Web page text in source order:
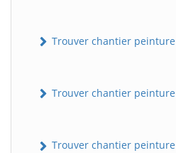
Trouver chantier
Trouver chantier
Trouver chantier